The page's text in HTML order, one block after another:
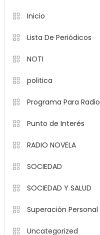
Inicio
Lista De Periódicos
NOTI
politica
Programa Para Radio
Punto de Interés
RADIO NOVELA
SOCIEDAD
SOCIEDAD Y SALUD
Superación Personal
Uncategorized